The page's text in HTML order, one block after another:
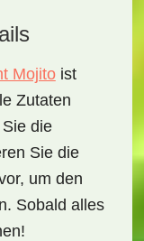
Mojitoist
Zutaten
die
Sie die
um den
Sobald alles